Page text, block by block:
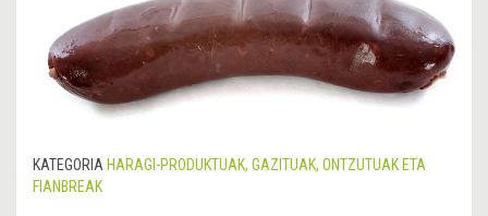
KATEGORIA HARAGI-PRODUKTUAK, GAZITUAK, ONTZUTUAK ETA
FIANBREAK